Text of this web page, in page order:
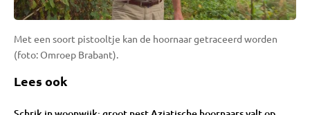
Met een soort pistooltje kan de hoornaar getraceerd worden
(foto: Omroep Brabant).
Lees ook